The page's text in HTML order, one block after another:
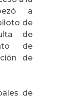
a
de
de
de
de
de